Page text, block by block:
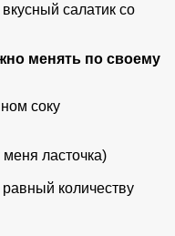
салатик со
менять по своему
соку
ласточка)
количеству